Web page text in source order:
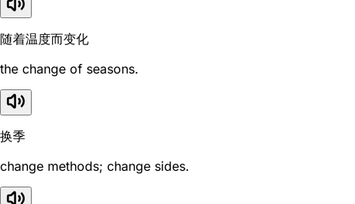
随着温度而变化
the change of seasons.
换季
change methods; change sides.